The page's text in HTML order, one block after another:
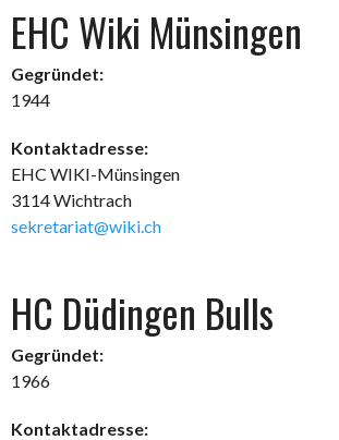
EHC Wiki Münsingen
Gegründet:
1944
Kontaktadresse:
EHC WIKI-Münsingen
3114 Wichtrach
sekretariat@wiki.ch
HC Düdingen Bulls
Gegründet:
1966
Kontaktadresse: